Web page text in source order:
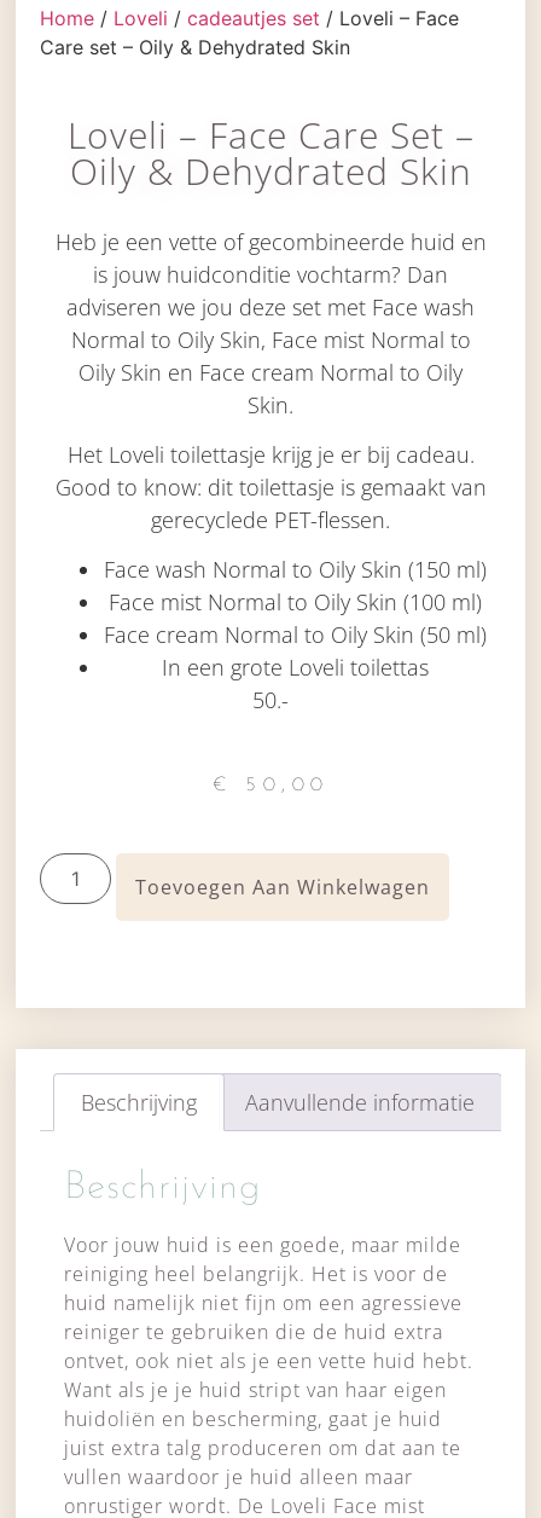
Home / Loveli /cadeautjes set / Loveli – Face
Care set – Oily & Dehydrated Skin
Loveli – Face Care Set –
Oily & Dehydrated Skin
Heb je een vette of gecombineerde huid en
is jouw huidconditie vochtarm? Dan
adviseren we jou deze set met Face wash
Normal to Oily Skin, Face mist Normal to
Oily Skin en Face cream Normal to Oily
Skin.
Het Loveli toilettasje krijg je er bij cadeau.
Good to know: dit toilettasje is gemaakt van
gerecyclede PET-flessen.
Face wash Normal to Oily Skin (150 ml)
Face mist Normal to Oily Skin (100 ml)
Face cream Normal to Oily Skin (50 ml)
In een grote Loveli toilettas
50.-
€ 50,00
Toevoegen Aan Winkelwagen
Beschrijving Aanvullende informatie
Beschrijving
Voor jouw huid is een goede, maar milde
reiniging heel belangrijk. Het is voor de
huid namelijk niet fijn om een agressieve
reiniger te gebruiken die de huid extra
ontvet, ook niet als je een vette huid hebt.
Want als je je huid stript van haar eigen
huidoliën en bescherming, gaat je huid
juist extra talg produceren om dat aan te
vullen waardoor je huid alleen maar
onrustiger wordt. De Loveli Face mist